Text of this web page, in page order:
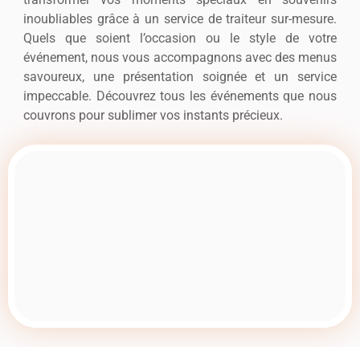
inoubliables grâce à un service de traiteur sur-mesure.
Quels que soient l’occasion ou le style de votre
événement, nous vous accompagnons avec des menus
savoureux, une présentation soignée et un service
impeccable. Découvrez tous les événements que nous
couvrons pour sublimer vos instants précieux.